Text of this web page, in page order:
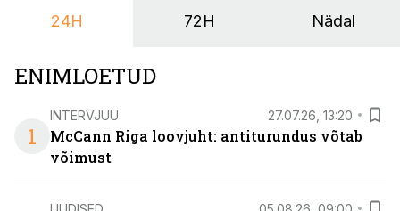
nendele vajadustele vastanud uuendusega, mis pakub
24H 72H Nädal
ENIMLOETUD
1
INTERVJUU 27.07.26, 13:20
McCann Riga loovjuht: antiturundus võtab
võimust